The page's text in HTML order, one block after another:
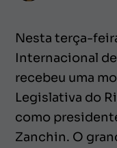
Nesta terça-
Internacional
recebeu uma
Legislativa do
como
Zanchin. O